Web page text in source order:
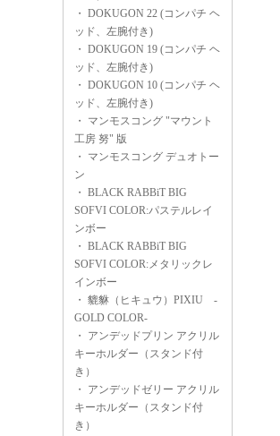
・ DOKUGON 22 (コンパチ ヘ
ッド、左腕付き)
・ DOKUGON 19 (コンパチ ヘ
ッド、左腕付き)
・ DOKUGON 10 (コンパチ ヘ
ッド、左腕付き)
・ マンモスコング "マウント
工房 努" 版
・ マンモスコング デュオトー
ン
・ BLACK RABBiT BIG
SOFVI COLOR:パステルレイ
ンボー
・ BLACK RABBiT BIG
SOFVI COLOR:メタリックレ
インボー
・ 貔貅（ヒキュウ）PIXIU -
GOLD COLOR-
・ アンデッドプリン アクリル
キーホルダー（スタンド付
き）
・ アンデッドゼリー アクリル
キーホルダー（スタンド付
き）